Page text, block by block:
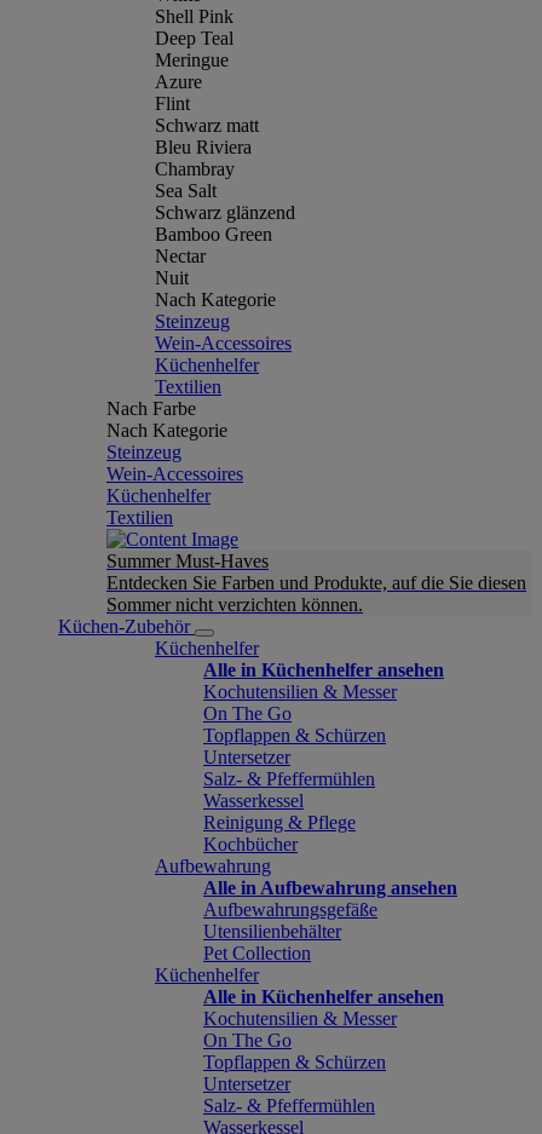
Shell Pink
Deep Teal
Meringue
Azure
Flint
Schwarz matt
Bleu Riviera
Chambray
Sea Salt
Schwarz glänzend
Bamboo Green
Nectar
Nuit
Nach Kategorie
Steinzeug
Wein-Accessoires
Küchenhelfer
Textilien
Nach Farbe
Nach Kategorie
Steinzeug
Wein-Accessoires
Küchenhelfer
Textilien
Summer Must-Haves
Entdecken Sie Farben und Produkte, auf die Sie diesen
Sommer nicht verzichten können.
Küchen-Zubehör
Küchenhelfer
Alle in Küchenhelfer ansehen
Kochutensilien & Messer
On The Go
Topflappen & Schürzen
Untersetzer
Salz- & Pfeffermühlen
Wasserkessel
Reinigung & Pflege
Kochbücher
Aufbewahrung
Alle in Aufbewahrung ansehen
Aufbewahrungsgefäße
Utensilienbehälter
Pet Collection
Küchenhelfer
Alle in Küchenhelfer ansehen
Kochutensilien & Messer
On The Go
Topflappen & Schürzen
Untersetzer
Salz- & Pfeffermühlen
Wasserkessel